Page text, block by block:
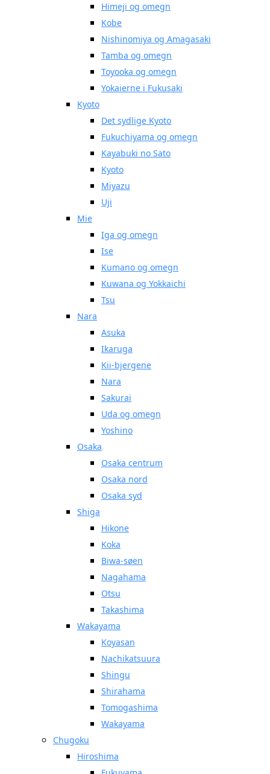
Himeji og omegn
Kobe
Nishinomiya og Amagasaki
Tamba og omegn
Toyooka og omegn
Yokaierne i Fukusaki
Kyoto
Det sydlige Kyoto
Fukuchiyama og omegn
Kayabuki no Sato
Kyoto
Miyazu
Uji
Mie
Iga og omegn
Ise
Kumano og omegn
Kuwana og Yokkaichi
Tsu
Nara
Asuka
Ikaruga
Kii-bjergene
Nara
Sakurai
Uda og omegn
Yoshino
Osaka
Osaka centrum
Osaka nord
Osaka syd
Shiga
Hikone
Koka
Biwa-søen
Nagahama
Otsu
Takashima
Wakayama
Koyasan
Nachikatsuura
Shingu
Shirahama
Tomogashima
Wakayama
Chugoku
Hiroshima